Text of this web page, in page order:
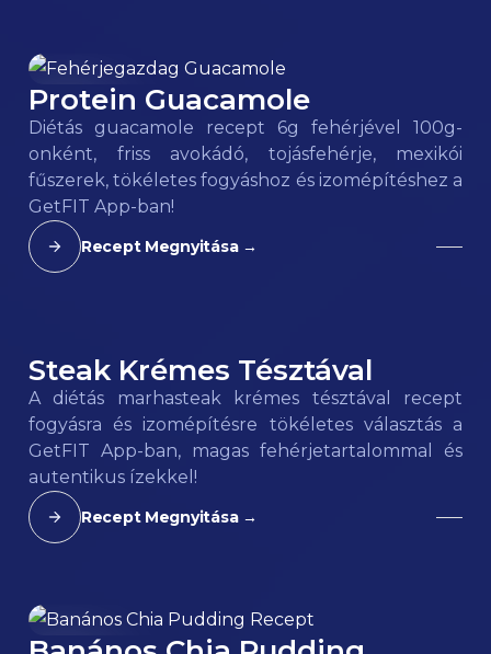
106kcal
Protein Guacamole
Diétás guacamole recept 6g fehérjével 100g-
onként, friss avokádó, tojásfehérje, mexikói
fűszerek, tökéletes fogyáshoz és izomépítéshez a
GetFIT App-ban!
Recept Megnyitása →
180kcal
Steak Krémes Tésztával
A diétás marhasteak krémes tésztával recept
fogyásra és izomépítésre tökéletes választás a
GetFIT App-ban, magas fehérjetartalommal és
autentikus ízekkel!
Recept Megnyitása →